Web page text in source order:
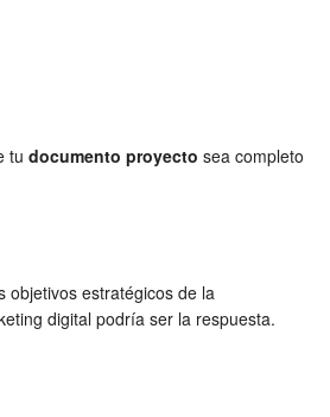
tu documento proyecto sea completo
objetivos estratégicos de la
digital podría ser la respuesta.